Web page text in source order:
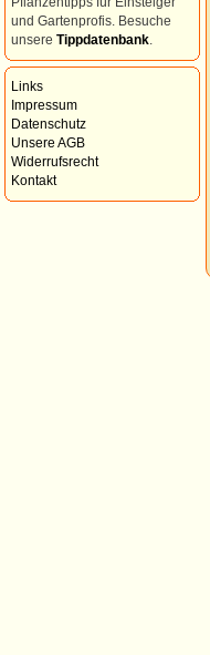
und Gartenprofis. Besuche
unsere Tippdatenbank
Links
Impressum
Datenschutz
Unsere AGB
Widerrufsrecht
Kontakt